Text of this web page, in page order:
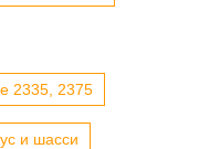
2335, 2375
и шасси